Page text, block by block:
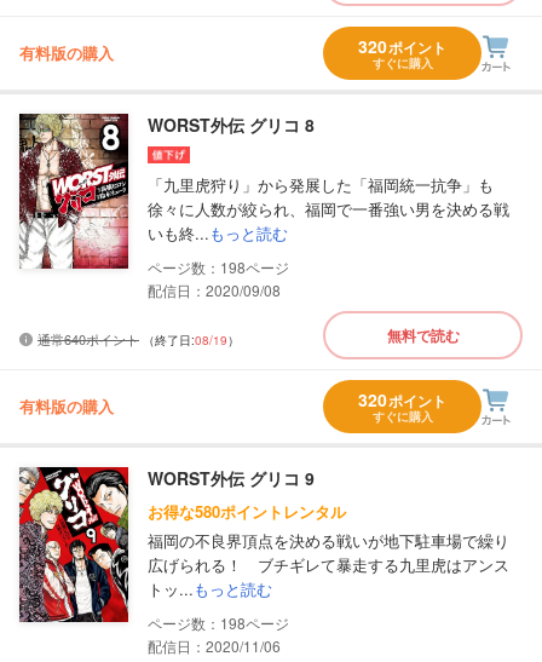
有料版の購入 320ポイント
すぐに購入
WORST外伝 グリコ 8
「九里虎狩り」から発展した「福岡統一抗争」も
徐々に人数が絞られ、福岡で一番強い男を決める戦
いも終...もっと読む
198
配信日：2020/09/08
通常640ポイント （終了日:08/19） 無料で読む
有料版の購入 320ポイント
すぐに購入
WORST外伝 グリコ 9
お得な580ポイントレンタル
福岡の不良界頂点を決める戦いが地下駐車場で繰り
広げられる！ ブチギレて暴走する九里虎はアンス
トッ...もっと読む
198
配信日：2020/11/06